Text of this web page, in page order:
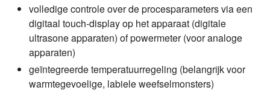
volledige controle over de procesparameters via een
digitaal touch-display op het apparaat (digitale
ultrasone apparaten) of powermeter (voor analoge
apparaten)
geïntegreerde temperatuurregeling (belangrijk voor
warmtegevoelige, labiele weefselmonsters)